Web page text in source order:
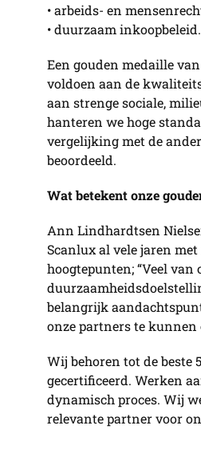
• arbeids- en
• duurzaam inkoopbeleid.
Een gouden medaille
voldoen aan de
aan strenge sociale,
hanteren we hoge
vergelijking met de
beoordeeld.
Wat betekent onze
Ann Lindhardtsen
Scanlux al vele jaren
hoogtepunten; “Veel van
belangrijk
onze partners te kunnen
Wij behoren tot de beste
gecertificeerd. Werken
dynamisch proces. Wij
relevante partner voor